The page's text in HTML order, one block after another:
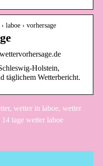
laboe › vorhersage
Holstein,
täglichem Wetterbericht.
wetter in laboe, wetter
tage wetter laboe